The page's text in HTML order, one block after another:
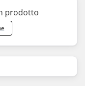
prodotto